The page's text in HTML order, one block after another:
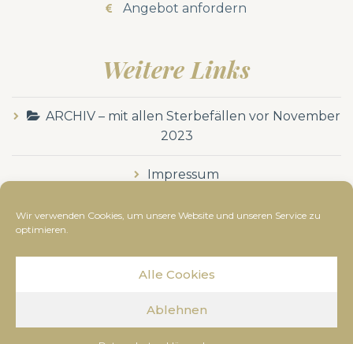
Wir verwenden Cookies, um unsere Website und unseren Service zu
optimieren.
Alle Cookies
Ablehnen
Angebot anfordern
Weitere Links
ARCHIV – mit allen Sterbefällen vor November
2023
Impressum
Datenschutzerklärung
© Bestattung Dussmann
www.kunze-medien.at